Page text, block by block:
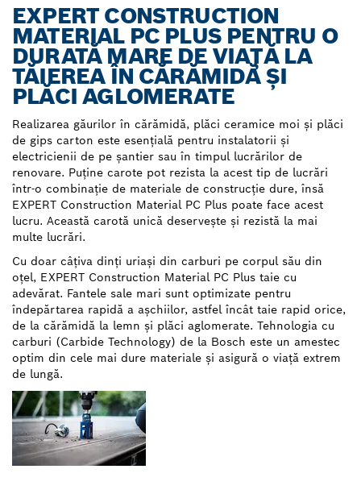
EXPERT CONSTRUCTION
MATERIAL PC PLUS PENTRU O
DURATĂ MARE DE VIAȚĂ LA
TĂIEREA ÎN CĂRĂMIDĂ ȘI
PLĂCI AGLOMERATE
Realizarea găurilor în cărămidă, plăci ceramice moi și plăci
de gips carton este esențială pentru instalatorii și
electricienii de pe șantier sau în timpul lucrărilor de
renovare. Puține carote pot rezista la acest tip de lucrări
într-o combinație de materiale de construcție dure, însă
EXPERT Construction Material PC Plus poate face acest
lucru. Această carotă unică deservește și rezistă la mai
multe lucrări.
Cu doar câțiva dinți uriași din carburi pe corpul său din
oțel, EXPERT Construction Material PC Plus taie cu
adevărat. Fantele sale mari sunt optimizate pentru
îndepărtarea rapidă a așchiilor, astfel încât taie rapid orice,
de la cărămidă la lemn și plăci aglomerate. Tehnologia cu
carburi (Carbide Technology) de la Bosch este un amestec
optim din cele mai dure materiale și asigură o viață extrem
de lungă.